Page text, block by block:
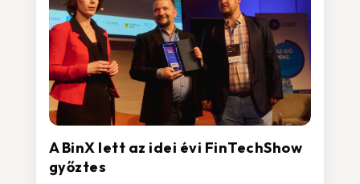
A BinX lett az idei évi FinTechShow
győztes